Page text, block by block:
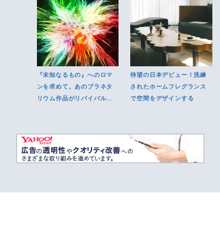
『未知なるもの』へのロマ
ンを求めて。あのプラネタ
リウム作品がリバイバル上
待望の日本デビュー！洗練
されたホームフレグランス
で空間をデザインする